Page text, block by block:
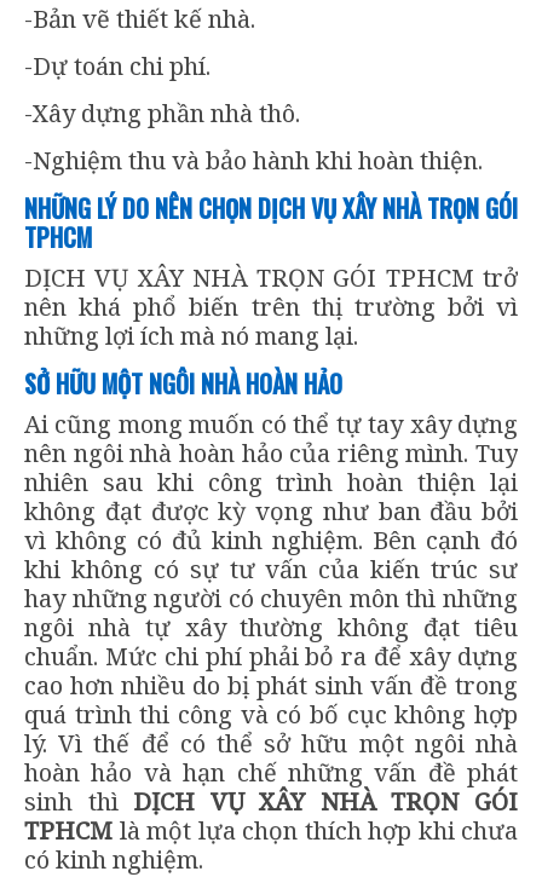
-Bản vẽ thiết kế nhà.
-Dự toán chi phí.
-Xây dựng phần nhà thô.
-Nghiệm thu và bảo hành khi hoàn thiện.
NHỮNG LÝ DO NÊN CHỌN DỊCH VỤ XÂY NHÀ TRỌN GÓI
TPHCM
DỊCH VỤ XÂY NHÀ TRỌN GÓI TPHCM trở
nên khá phổ biến trên thị trường bởi vì
những lợi ích mà nó mang lại.
SỞ HỮU MỘT NGÔI NHÀ HOÀN HẢO
Ai cũng mong muốn có thể tự tay xây dựng
nên ngôi nhà hoàn hảo của riêng mình. Tuy
nhiên sau khi công trình hoàn thiện lại
không đạt được kỳ vọng như ban đầu bởi
vì không có đủ kinh nghiệm. Bên cạnh đó
khi không có sự tư vấn của kiến trúc sư
hay những người có chuyên môn thì những
ngôi nhà tự xây thường không đạt tiêu
chuẩn. Mức chi phí phải bỏ ra để xây dựng
cao hơn nhiều do bị phát sinh vấn đề trong
quá trình thi công và có bố cục không hợp
lý. Vì thế để có thể sở hữu một ngôi nhà
hoàn hảo và hạn chế những vấn đề phát
sinh thì DỊCH VỤ XÂY NHÀ TRỌN GÓI
TPHCM là một lựa chọn thích hợp khi chưa
có kinh nghiệm.